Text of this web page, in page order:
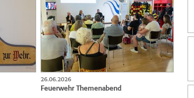
26.06.2026
Feuerwehr Themenabend